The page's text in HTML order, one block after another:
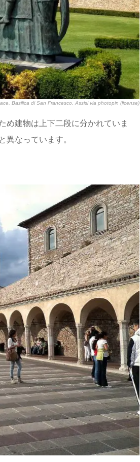
Basilica di San Francesco, Assisivia photopin (license)
め建物は上下二段に分かれていま
異なっています。